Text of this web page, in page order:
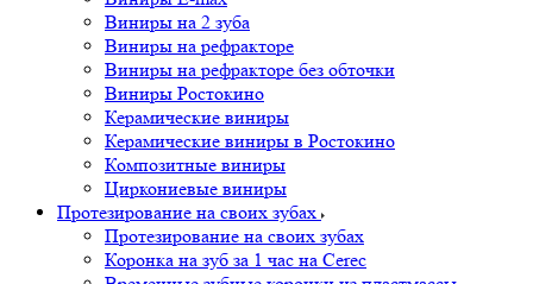
Виниры на 2 зуба
Виниры на рефракторе
Виниры на рефракторе без обточки
Виниры Ростокино
Керамические виниры
Керамические виниры в Ростокино
Композитные виниры
Циркониевые виниры
Протезирование на своих зубах
Протезирование на своих зубах
Коронка на зуб за 1 час на Cerec